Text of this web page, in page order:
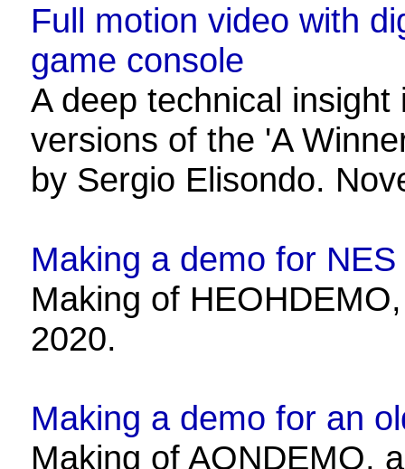
Full motion video with
game console
A deep technical
versions of the 'A
by Sergio Elisondo.
Making a demo for
Making of
2020.
Making a demo for an
Making of AONDEMO,